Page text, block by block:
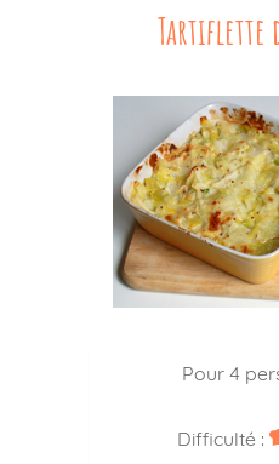
Tartiflette
Pour 4
Difficulté :